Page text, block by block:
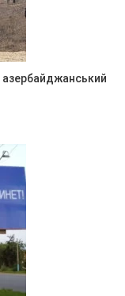
азербайджанський